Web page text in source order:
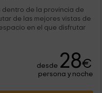
de la provincia de
de las mejores vistas de
en el que disfrutar
desde 28€
persona y noche